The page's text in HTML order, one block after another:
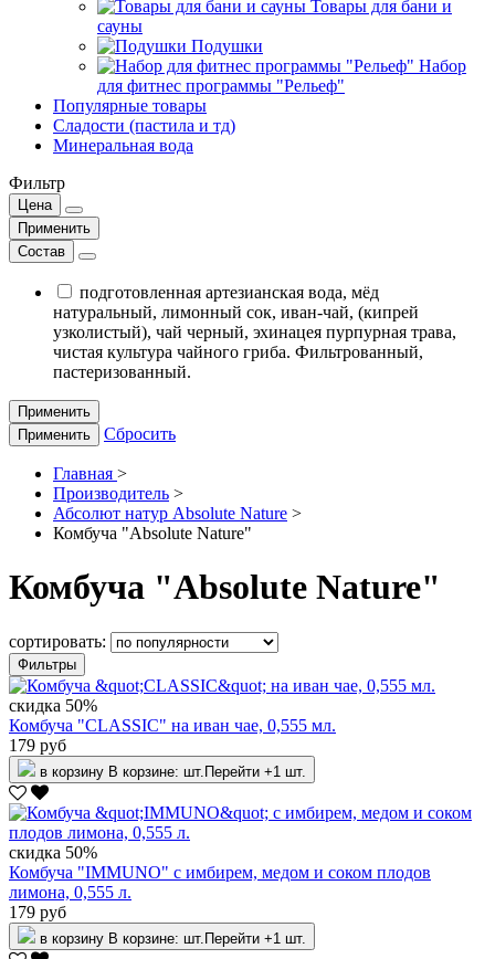
Товары для бани и
сауны
Подушки
Набор
для фитнес программы "Рельеф"
Популярные товары
Сладости (пастила и тд)
Минеральная вода
Фильтр
Цена
Применить
Состав
подготовленная артезианская вода, мёд
натуральный, лимонный сок, иван-чай, (кипрей
узколистый), чай черный, эхинацея пурпурная трава,
чистая культура чайного гриба. Фильтрованный,
пастеризованный.
Применить
Применить
Сбросить
Главная >
Производитель >
Абсолют натур Absolute Nature >
Комбуча "Absolute Nature"
Комбуча "Absolute Nature"
сортировать:
Фильтры
скидка 50%
Комбуча "CLASSIC" на иван чае, 0,555 мл.
179 руб
в корзину В корзине: шт. Перейти +1 шт.
скидка 50%
Комбуча "IMMUNO" с имбирем, медом и соком плодов
лимона, 0,555 л.
179 руб
в корзину В корзине: шт. Перейти +1 шт.